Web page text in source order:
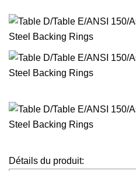
Détails du produit: